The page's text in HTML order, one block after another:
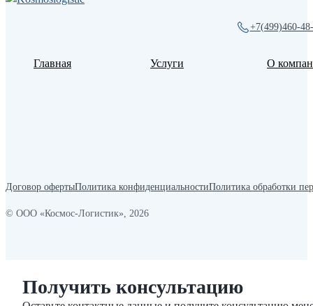
+7(499)460-
Главная Услуги О
Договор офертыПолитика конфиденциальностиПолитика обработки
© ООО «Космос-Логистик», 2026
Получить консультацию